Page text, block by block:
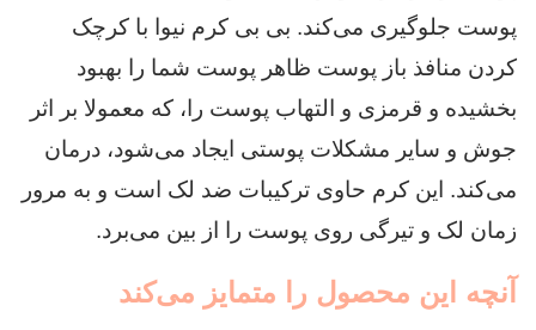
پوست جلوگیری می‌کند. بی بی کرم نیوا با کرچک
کردن منافذ باز پوست ظاهر پوست شما را بهبود
بخشیده و قرمزی و التهاب پوست را، که معمولا بر اثر
جوش و سایر مشکلات پوستی ایجاد می‌شود، درمان
می‌کند. این کرم حاوی ترکیبات ضد لک است و به مرور
زمان لک و تیرگی روی پوست را از بین می‌برد.
آنچه این محصول را متمایز می‌کند